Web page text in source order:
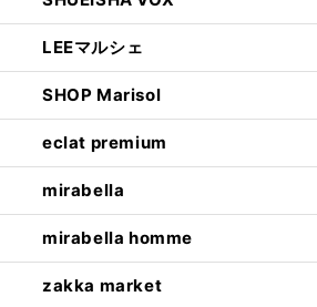
LEEマルシェ
SHOP Marisol
eclat premium
mirabella
mirabella homme
zakka market